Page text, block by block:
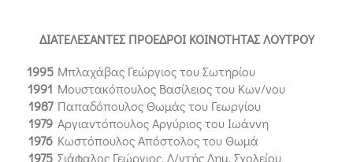
ΔΙΑΤΕΛΕΣΑΝΤΕΣ ΠΡΟΕΔΡΟΙ ΚΟΙΝΟΤΗΤΑΣ ΛΟΥΤΡΟΥ
1995 Μπλαχάβας Γεώργιος του Σωτηρίου
1991 Μουστακόπουλος Βασίλειος του Κων/νου
1987 Παπαδόπουλος Θωμάς του Γεωργίου
1979 Αργιαντόπουλος Αργύριος του Ιωάννη
1976 Κωστόπουλος Απόστολος του Θωμά
1975 Σιάφαλος Γεώργιος, Δ/ντής Δημ. Σχολείου